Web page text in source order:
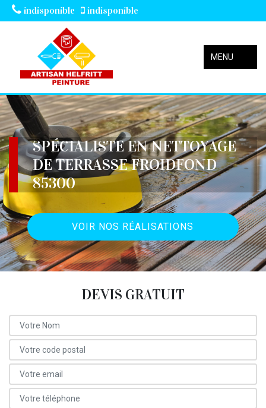
indisponible indisponible
MENU
SPÉCIALISTE EN NETTOYAGE
DE TERRASSE FROIDFOND
85300
VOIR NOS RÉALISATIONS
DEVIS GRATUIT